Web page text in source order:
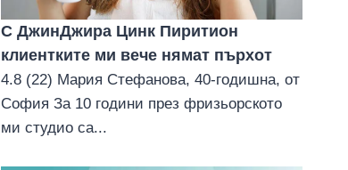
С ДжинДжира Цинк Пиритион
клиентките ми вече нямат пърхoт
4.8 (22) Мария Стефанова, 40-годишна, от
София За 10 години през фризьорското
ми студио са...